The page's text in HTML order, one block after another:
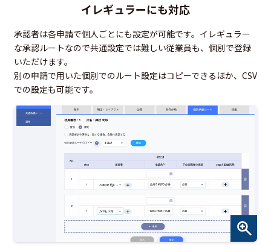
イレギュラーにも対応
承認者は各申請で個人ごとにも設定が可能です。イレギュラー
な承認ルートなので共通設定では難しい従業員も、個別で登録
いただけます。
別の申請で用いた個別でのルート設定はコピーできるほか、CSV
での設定も可能です。